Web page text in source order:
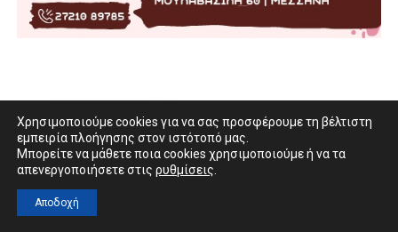
Χρησιμοποιούμε cookies για να σας προσφέρουμε τη βέλτιστη
εμπειρία πλοήγησης στον ιστότοπό μας.
Μπορείτε να μάθετε ποια cookies χρησιμοποιούμε ή να τα
απενεργοποιήσετε στις ρυθμίσεις
Αποδοχή